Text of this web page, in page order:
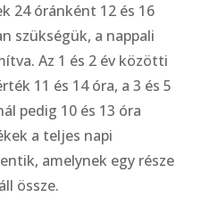
24 óránként 12 és 16
szükségük, a nappali
Az 1 és 2 év közötti
11 és 14 óra, a 3 és 5
pedig 10 és 13 óra
a teljes napi
amelynek egy része
össze.